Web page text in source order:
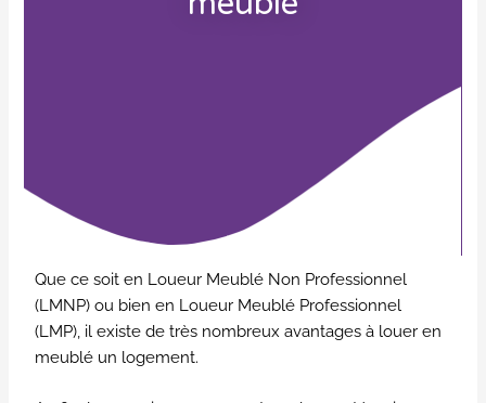
Que ce soit en Loueur Meublé Non Professionnel
(LMNP) ou bien en Loueur Meublé Professionnel
(LMP), il existe de très nombreux avantages à louer en
meublé un logement.